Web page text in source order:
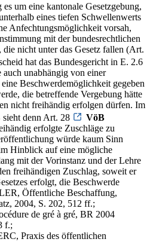
um eine kantonale Gesetzgebung,
eines tiefen Schwellenwerts
Anfechtungsmöglichkeit vorsah,
mit der bundesrechtlichen
nicht unter das Gesetz fallen (Art.
hat das Bundesgericht in E. 2.6
unabhängig von einer
Beschwerdemöglichkeit gegeben
die betreffende Vergebung hätte
nicht freihändig erfolgen dürfen. Im
denn Art. 28
VöB
erfolgte Zuschläge zu
würde kaum Sinn
Hinblick auf eine mögliche
mit der Vorinstanz und der Lehre
freihändigen Zuschlag, soweit er
erfolgt, die Beschwerde
Öffentliche Beschaffung,
2004, S. 202, 512 ff.;
de gré à gré, BR 2004
f.;
Praxis des öffentlichen